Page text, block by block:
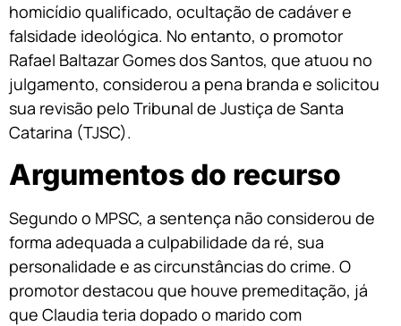
homicídio qualificado, ocultação de cadáver e
falsidade ideológica. No entanto, o promotor
Rafael Baltazar Gomes dos Santos, que atuou no
julgamento, considerou a pena branda e solicitou
sua revisão pelo Tribunal de Justiça de Santa
Catarina (TJSC).
Argumentos do recurso
Segundo o MPSC, a sentença não considerou de
forma adequada a culpabilidade da ré, sua
personalidade e as circunstâncias do crime. O
promotor destacou que houve premeditação, já
que Claudia teria dopado o marido com